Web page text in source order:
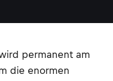
permanent am
die enormen